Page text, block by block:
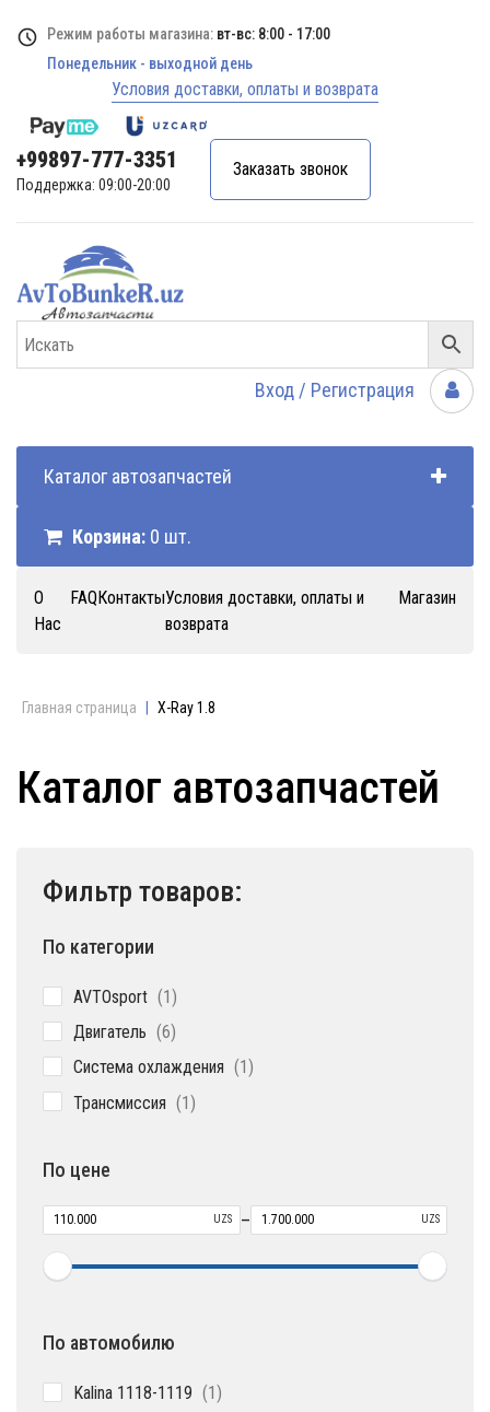
Режим работы магазина: вт-вс: 8:00 - 17:00
Понедельник - выходной день
Условия доставки, оплаты и возврата
+99897-777-3351
Поддержка: 09:00-20:00
Заказать звонок
Вход / Регистрация
Каталог автозапчастей
Корзина: 0 шт.
О
Нас
FAQКонтактыУсловия доставки, оплаты и
возврата
Магазин
Главная страница X-Ray 1.8
Каталог автозапчастей
Фильтр товаров:
По категории
AVTOsport 11
Двигатель 66
Система охлаждения 1 1
Трансмиссия 11
По цене
UZS – UZS
По автомобилю
Kalina 1118-1119 11